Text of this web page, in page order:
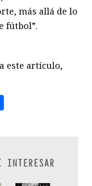
más allá de lo
fútbol”.
este artículo,
INTERESAR